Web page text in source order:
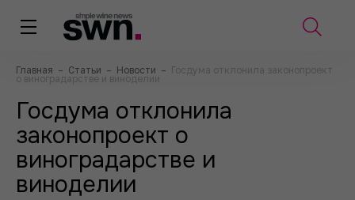
Главная – Статьи – Новости – Госдума отклонила законопроект
о виноградарстве и виноделии
Госдума отклонила
законопроект о
виноградарстве и
виноделии